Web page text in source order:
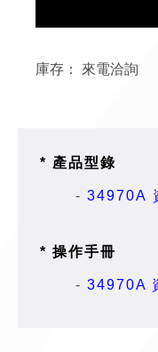
庫存： 來電洽詢
* 產品型錄
- 34970A
* 操作手冊
- 34970A